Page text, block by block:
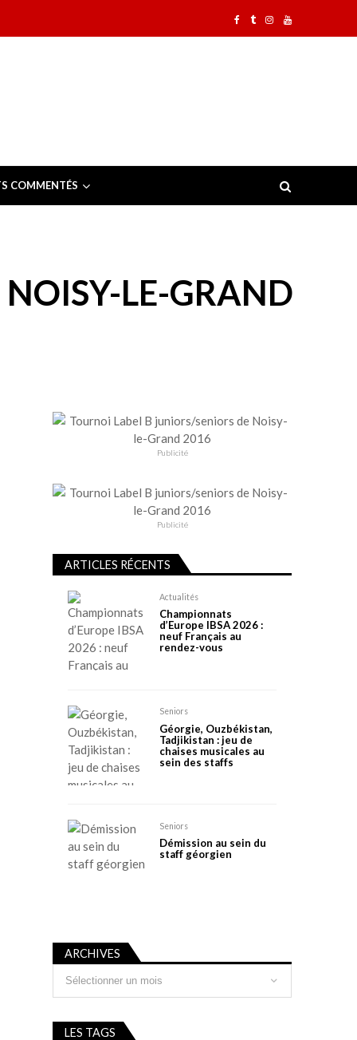
COMMENTÉS
LE-GRAND
Publicité
Publicité
ARTICLES RÉCENTS
Actualités
Championnats
d’Europe IBSA 2026 :
neuf Français au
rendez-vous
Seniors
Géorgie, Ouzbékistan,
Tadjikistan : jeu de
chaises musicales au
sein des staffs
Seniors
Démission au sein du
staff géorgien
ARCHIVES
LES TAGS